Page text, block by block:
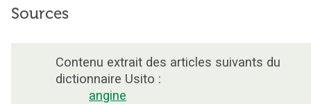
Sources
Contenu extrait des articles suivants du
dictionnaire Usito :
angine